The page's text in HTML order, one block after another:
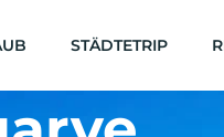
STÄDTETRIP